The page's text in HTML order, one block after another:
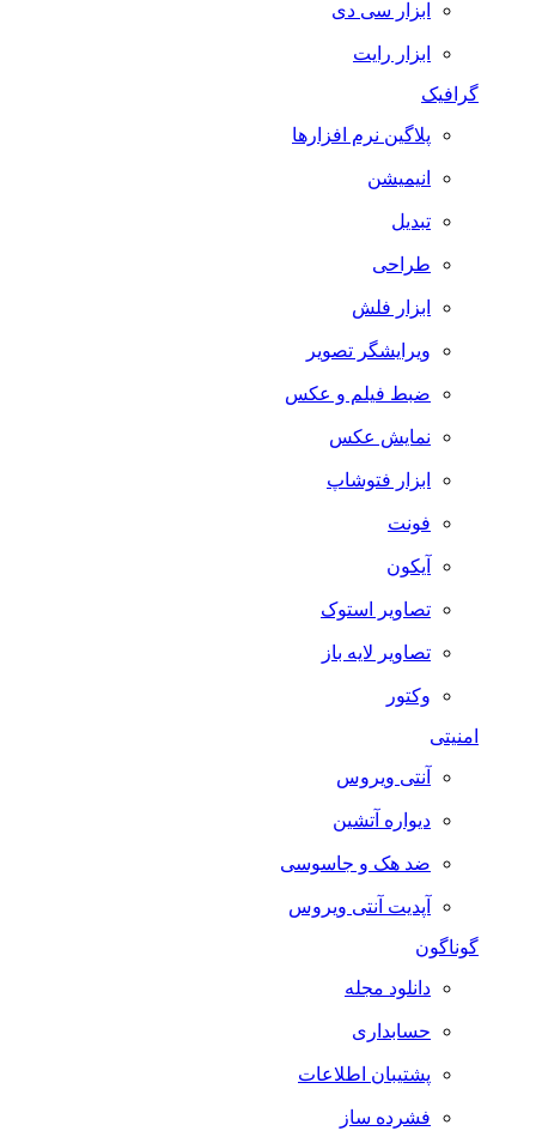
ابزار سی دی
ابزار رایت
گرافیک
پلاگین نرم افزارها
انیمیشن
تبدیل
طراحی
ابزار فلش
ویرایشگر تصویر
ضبط فيلم و عكس
نمایش عکس
ابزار فتوشاپ
فونت
آیکون
تصاویر استوک
تصاویر لایه باز
وکتور
امنیتی
آنتی ویروس
دیواره آتشین
ضد هک و جاسوسی
آپدیت آنتی ویروس
گوناگون
دانلود مجله
حسابداری
پشتیبان اطلاعات
فشرده ساز